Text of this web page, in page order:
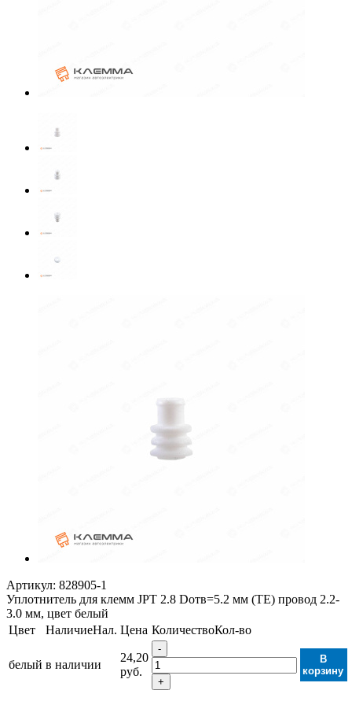
Артикул: 828905-1
Уплотнитель для клемм JPT 2.8 Dотв=5.2 мм (TE) провод 2.2-
3.0 мм, цвет белый
Цвет
НаличиеНал. Цена КоличествоКол-во
белый в наличии
24,20
руб.
-
+
В
корзину